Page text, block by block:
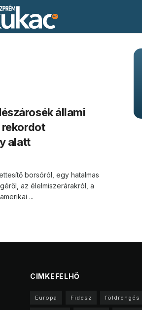
állami
rekordot
alatt
borsóról, egy hatalmas
az élelmiszerárakról, a
...
CIMKEFELHŐ
Europa Fidesz földrengés